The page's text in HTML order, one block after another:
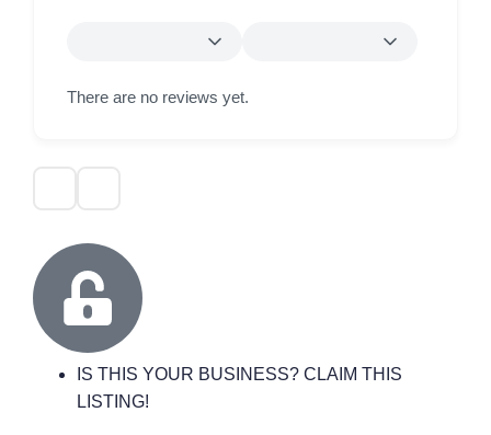
There are no reviews yet.
IS THIS YOUR BUSINESS? CLAIM THIS
LISTING!